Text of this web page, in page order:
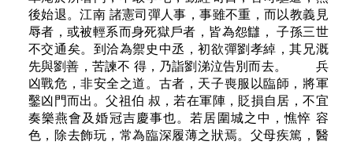
後始退。江南 諸憲司彈人事，事雖不重，而以教義見
辱者，或被輕系而身死獄戶者，皆為怨讎， 子孫三世
不交通矣。到洽為禦史中丞，初欲彈劉孝綽，其兄溉
先與劉善，苦諫不 得，乃詣劉涕泣告別而去。 兵
凶戰危，非安全之道。古者，天子喪服以臨師，將軍
鑿凶門而出。父祖伯 叔，若在軍陣，貶損自居，不宜
奏樂燕會及婚冠吉慶事也。若居圍城之中，憔悴 容
色，除去飾玩，常為臨深履薄之狀焉。父母疾篤，醫